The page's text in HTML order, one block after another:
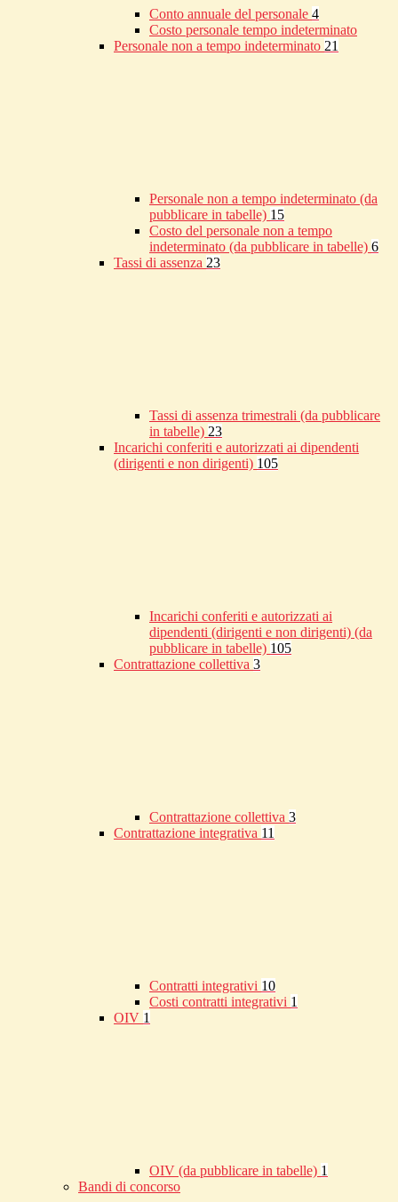
Conto annuale del personale 4
Costo personale tempo indeterminato
Personale non a tempo indeterminato 21
Personale non a tempo indeterminato (da
pubblicare in tabelle) 15
Costo del personale non a tempo
indeterminato (da pubblicare in tabelle) 6
Tassi di assenza 23
Tassi di assenza trimestrali (da pubblicare
in tabelle) 23
Incarichi conferiti e autorizzati ai dipendenti
(dirigenti e non dirigenti) 105
Incarichi conferiti e autorizzati ai
dipendenti (dirigenti e non dirigenti) (da
pubblicare in tabelle) 105
Contrattazione collettiva 3
Contrattazione collettiva 3
Contrattazione integrativa 11
Contratti integrativi 10
Costi contratti integrativi 1
OIV 1
OIV (da pubblicare in tabelle) 1
Bandi di concorso